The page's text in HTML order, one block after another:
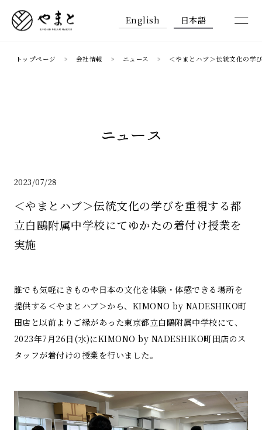
English 日本語
トップページ 会社情報 ニュース ＜やまとハブ＞伝統文化の学
ニュース
2023/07/28
＜やまとハブ＞伝統文化の学びを重視する都
立白鷗附属中学校にてゆかたの着付け授業を
実施
誰でも気軽にきものや日本の文化を体験・体感できる場所を
提供する＜やまとハブ＞から、KIMONO by NADESHIKO町
田店と以前よりご縁があった東京都立白鷗附属中学校にて、
2023年7月26日(水)にKIMONO by NADESHIKO町田店のス
タッフが着付けの授業を行いました。